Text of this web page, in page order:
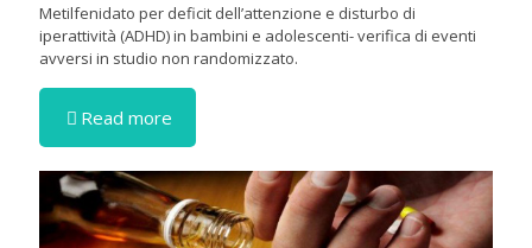
Metilfenidato per deficit dell’attenzione e disturbo di
iperattività (ADHD) in bambini e adolescenti- verifica di eventi
avversi in studio non randomizzato.
Read more